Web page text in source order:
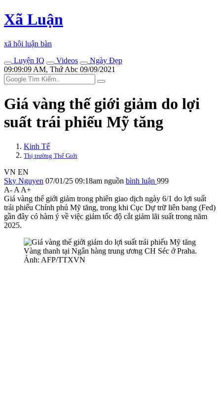
Xã Luận
xã hội luận bàn
Luyện IQ
Videos
Ngày Đẹp
09:09:09 AM, Thứ Abc 09/09/2021
Giá vàng thế giới giảm do lợi
suất trái phiếu Mỹ tăng
Kinh Tế
Thị trường Thế Giới
VN EN
Sky Nguyen 07/01/25 09:18am nguồn bình luận 999
A- A A+
Giá vàng thế giới giảm trong phiên giao dịch ngày 6/1 do lợi suất
trái phiếu Chính phủ Mỹ tăng, trong khi Cục Dự trữ liên bang (Fed)
gần đây có hàm ý về việc giảm tốc độ cắt giảm lãi suất trong năm
2025.
Vàng thanh tại Ngân hàng trung ương CH Séc ở Praha.
Ảnh: AFP/TTXVN